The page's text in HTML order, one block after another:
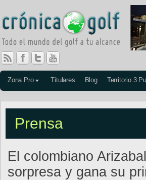
Zona Pro Titulares Blog Territorio 3
Prensa
El colombiano
sorpresa y gana su